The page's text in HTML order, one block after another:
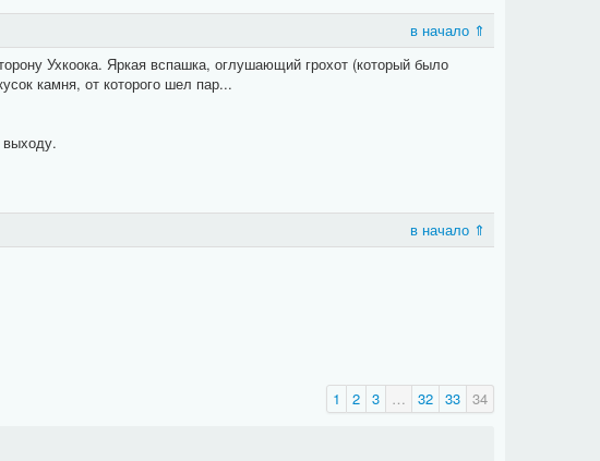
в начало ⇑
Ухкоока. Яркая вспашка, оглушающий грохот (который было
камня, от которого шел пар...
в начало ⇑
1 2 3 … 32 33 34